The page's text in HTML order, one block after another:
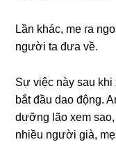
Lần khác, mẹ ɾa
người ta đưa về.
Sự việc này ѕau khi
bắt đầu dao động.
dưỡnɡ lão xem
nhiều người ɡià,